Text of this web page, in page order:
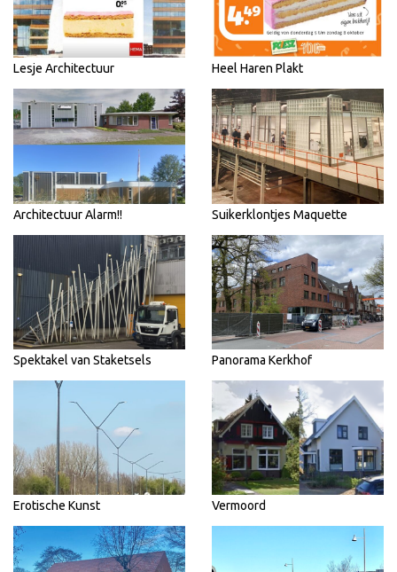
Lesje Architectuur Heel Haren Plakt
Architectuur Alarm!! Suikerklontjes Maquette
Spektakel van Staketsels Panorama Kerkhof
Erotische Kunst Vermoord